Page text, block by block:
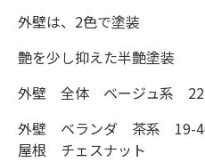
外壁は、2色で塗装
艶を少し抑えた半艶塗装
外壁 全体 ベージュ系
外壁 ベランダ 茶系 19-
屋根 チェスナット